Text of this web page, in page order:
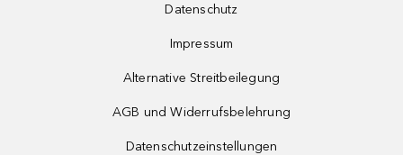
Datenschutz
Impressum
Alternative Streitbeilegung
AGB und Widerrufsbelehrung
Datenschutzeinstellungen